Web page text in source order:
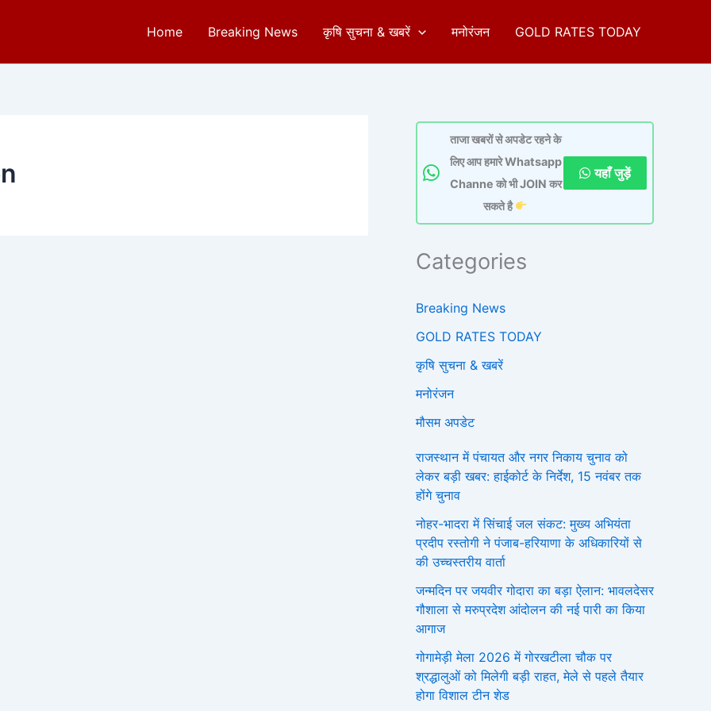
Home Breaking News कृषि सुचना & खबरें मनोरंजन GOLD RATES TODAY
ताजा खबरों से अपडेट रहने के
लिए आप हमारे Whatsapp
Channe को भी JOIN कर
सकते है
यहाँ जुड़ें
Categories
Breaking News
GOLD RATES TODAY
कृषि सुचना & खबरें
मनोरंजन
मौसम अपडेट
राजस्थान में पंचायत और नगर निकाय चुनाव को
लेकर बड़ी खबर: हाईकोर्ट के निर्देश, 15 नवंबर तक
होंगे चुनाव
नोहर-भादरा में सिंचाई जल संकट: मुख्य अभियंता
प्रदीप रस्तोगी ने पंजाब-हरियाणा के अधिकारियों से
की उच्चस्तरीय वार्ता
जन्मदिन पर जयवीर गोदारा का बड़ा ऐलान: भावलदेसर
गौशाला से मरुप्रदेश आंदोलन की नई पारी का किया
आगाज
गोगामेड़ी मेला 2026 में गोरखटीला चौक पर
श्रद्धालुओं को मिलेगी बड़ी राहत, मेले से पहले तैयार
होगा विशाल टीन शेड